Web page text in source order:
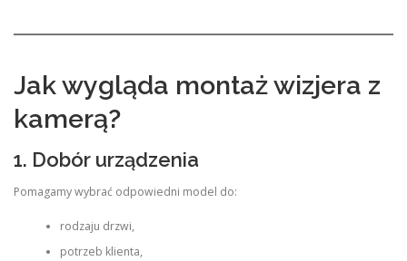
Jak wygląda montaż wizjera z
kamerą?
1. Dobór urządzenia
Pomagamy wybrać odpowiedni model do:
rodzaju drzwi,
potrzeb klienta,